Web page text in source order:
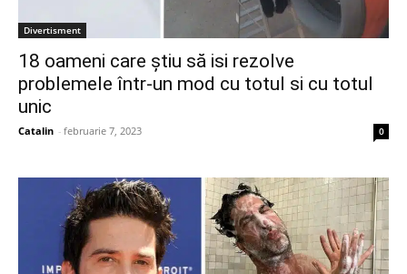
Divertisment
18 oameni care știu să isi rezolve
problemele într-un mod cu totul si cu totul
unic
Catalin - februarie 7, 2023 0